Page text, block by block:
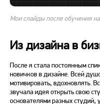
Мои слайды после обучения
Из дизайна в
После я стала постоянным
новичков в дизайне. Всей
мотивировать, вдохновлять.
звучала идея открыть свою
основателями разных студий,